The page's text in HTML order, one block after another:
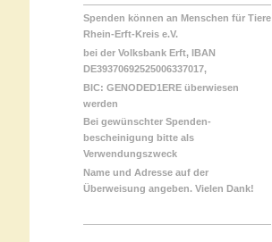
Spenden können an Menschen für Tiere
Rhein-Erft-Kreis e.V.
bei der Volksbank Erft, IBAN
DE39370692525006337017,
BIC: GENODED1ERE überwiesen
werden
Bei gewünschter Spenden-
bescheinigung bitte als
Verwendungszweck
Name und Adresse auf der
Überweisung angeben. Vielen Dank!